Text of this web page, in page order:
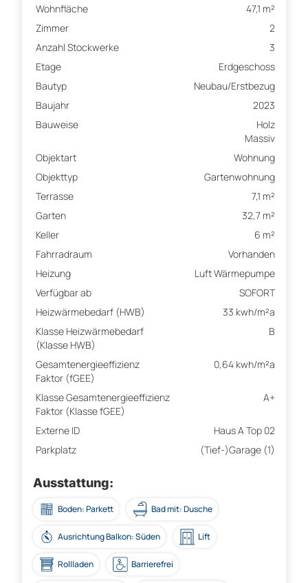
Wohnfläche
47,1 m²
Zimmer
2
Anzahl Stockwerke
3
Etage
Erdgeschoss
Bautyp
Neubau/Erstbezug
Baujahr
2023
Bauweise
Holz
Massiv
Objektart
Wohnung
Objekttyp
Gartenwohnung
Terrasse
7,1 m²
Garten
32,7 m²
Keller
6 m²
Fahrradraum
Vorhanden
Heizung
Luft Wärmepumpe
Verfügbar ab
SOFORT
Heizwärmebedarf (HWB)
33 kwh/m²a
Klasse Heizwärmebedarf
(Klasse HWB)
B
Gesamtenergieeffizienz
Faktor (fGEE)
0,64 kwh/m²a
Klasse Gesamtenergieeffizienz
Faktor (Klasse fGEE)
A+
Externe ID
Haus A Top 02
Parkplatz
(Tief-)Garage (1)
Ausstattung:
Boden: Parkett Bad mit: Dusche
Ausrichtung Balkon: Süden Lift
Rollladen Barrierefrei